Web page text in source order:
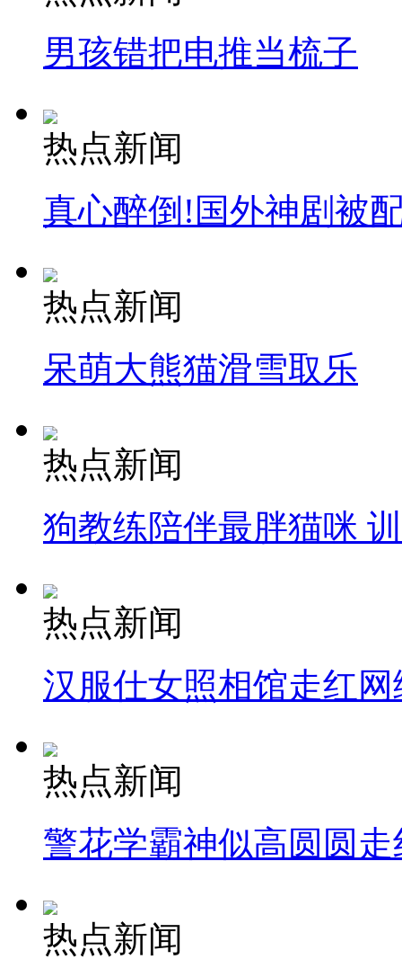
男孩错把电推当梳子
热点新闻
真心醉倒!国外神剧被
热点新闻
呆萌大熊猫滑雪取乐
热点新闻
狗教练陪伴最胖猫咪
热点新闻
汉服仕女照相馆走红网
热点新闻
警花学霸神似高圆圆走
热点新闻